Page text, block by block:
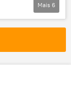
Mais 6